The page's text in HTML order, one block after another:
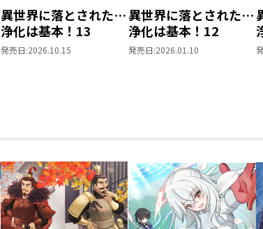
異世界に落とされた…
浄化は基本！13
発売日:2026.10.15
異世界に落とされた…
浄化は基本！12
発売日:2026.01.10